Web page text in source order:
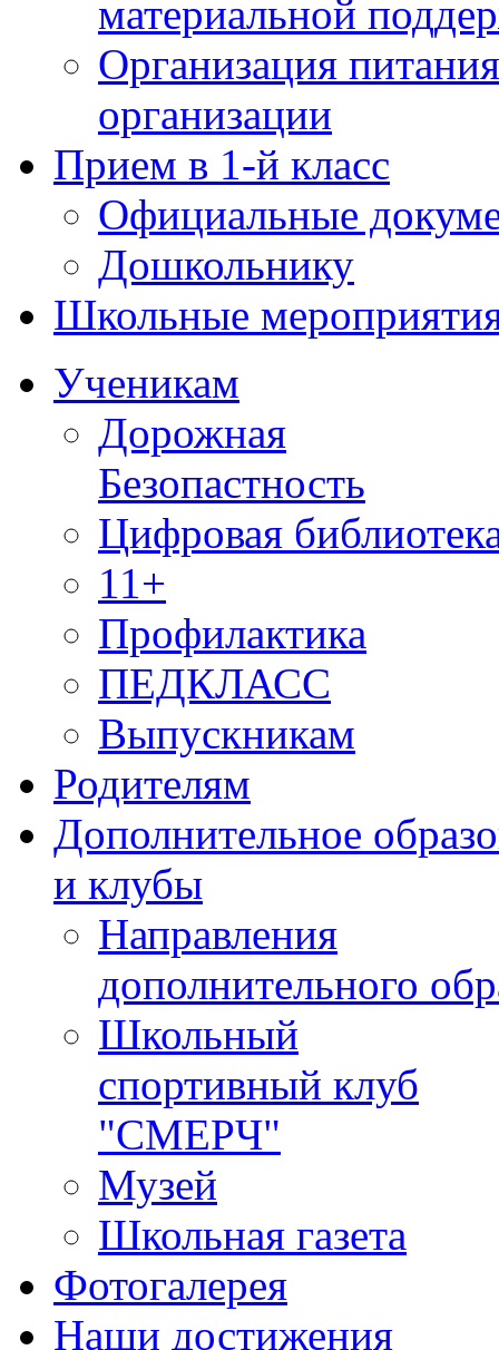
материальной
Организация
организации
Прием в 1-й класс
Официальные
Дошкольнику
Школьные
Ученикам
Дорожная
Безопастность
Цифровая
11+
Профилактика
ПЕДКЛАСС
Выпускникам
Родителям
Дополнительное
и клубы
Направления
дополнительного
Школьный
спортивный клуб
"СМЕРЧ"
Музей
Школьная газета
Фотогалерея
Наши достижения